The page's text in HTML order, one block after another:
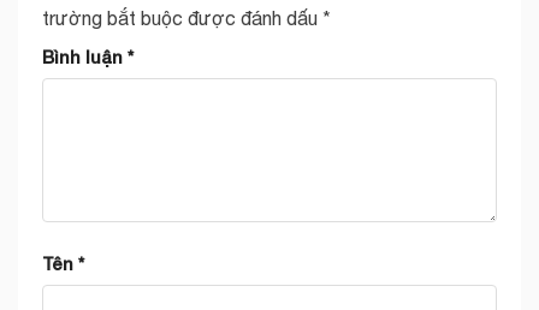
trường bắt buộc được đánh dấu *
Bình luận *
Tên *